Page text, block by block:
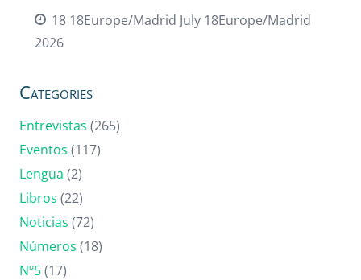
18 18Europe/Madrid July 18Europe/Madrid
2026
Categories
Entrevistas (265)
Eventos (117)
Lengua (2)
Libros (22)
Noticias (72)
Números (18)
Nº5(17)